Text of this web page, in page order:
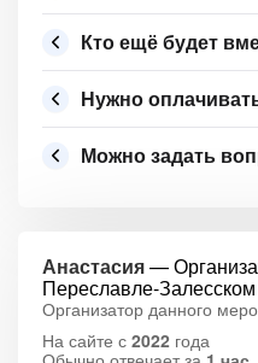
Кто ещё будет
Нужно
Можно задать
Анастасия—
Переславле-Залесском
Организатор данного
На сайте с 2022 года